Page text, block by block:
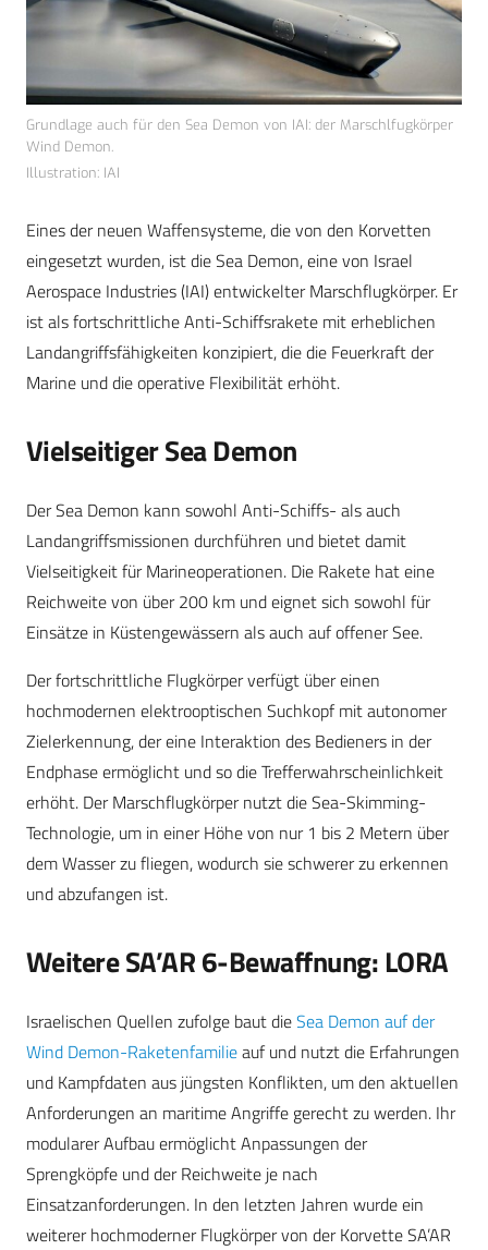
Grundlage auch für den Sea Demon von IAI: der Marschlfugkörper
Wind Demon.
Illustration: IAI
Eines der neuen Waffensysteme, die von den Korvetten
eingesetzt wurden, ist die Sea Demon, eine von Israel
Aerospace Industries (IAI) entwickelter Marschflugkörper. Er
ist als fortschrittliche Anti-Schiffsrakete mit erheblichen
Landangriffsfähigkeiten konzipiert, die die Feuerkraft der
Marine und die operative Flexibilität erhöht.
Vielseitiger Sea Demon
Der Sea Demon kann sowohl Anti-Schiffs- als auch
Landangriffsmissionen durchführen und bietet damit
Vielseitigkeit für Marineoperationen. Die Rakete hat eine
Reichweite von über 200 km und eignet sich sowohl für
Einsätze in Küstengewässern als auch auf offener See.
Der fortschrittliche Flugkörper verfügt über einen
hochmodernen elektrooptischen Suchkopf mit autonomer
Zielerkennung, der eine Interaktion des Bedieners in der
Endphase ermöglicht und so die Trefferwahrscheinlichkeit
erhöht. Der Marschflugkörper nutzt die Sea-Skimming-
Technologie, um in einer Höhe von nur 1 bis 2 Metern über
dem Wasser zu fliegen, wodurch sie schwerer zu erkennen
und abzufangen ist.
Weitere SA’AR 6-Bewaffnung: LORA
Israelischen Quellen zufolge baut dieSea Demon auf der
Wind Demon-Raketenfamilieauf und nutzt die Erfahrungen
und Kampfdaten aus jüngsten Konflikten, um den aktuellen
Anforderungen an maritime Angriffe gerecht zu werden. Ihr
modularer Aufbau ermöglicht Anpassungen der
Sprengköpfe und der Reichweite je nach
Einsatzanforderungen. In den letzten Jahren wurde ein
weiterer hochmoderner Flugkörper von der Korvette SA’AR